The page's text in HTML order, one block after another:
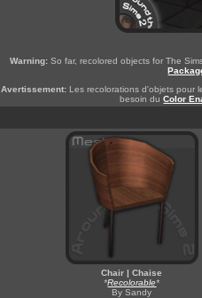
Warning:So far, recolored objects for The
Avertissement: Les recolorations d'objets pour
besoin duColor
Chair | Chaise
*Recolorable*
By Sandy